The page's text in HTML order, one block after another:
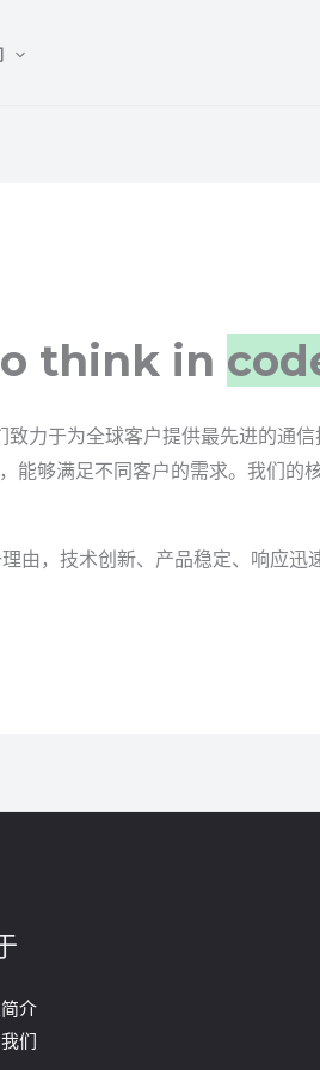
think in
力于为全球客户提供最先进的通
够满足不同客户的需求。我们的
，技术创新、产品稳定、响应迅
介
们